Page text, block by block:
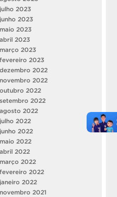
julho 2023
junho 2023
maio 2023
abril 2023
março 2023
fevereiro 2023
dezembro 2022
novembro 2022
outubro 2022
setembro 2022
agosto 2022
julho 2022
junho 2022
maio 2022
abril 2022
março 2022
fevereiro 2022
janeiro 2022
novembro 2021